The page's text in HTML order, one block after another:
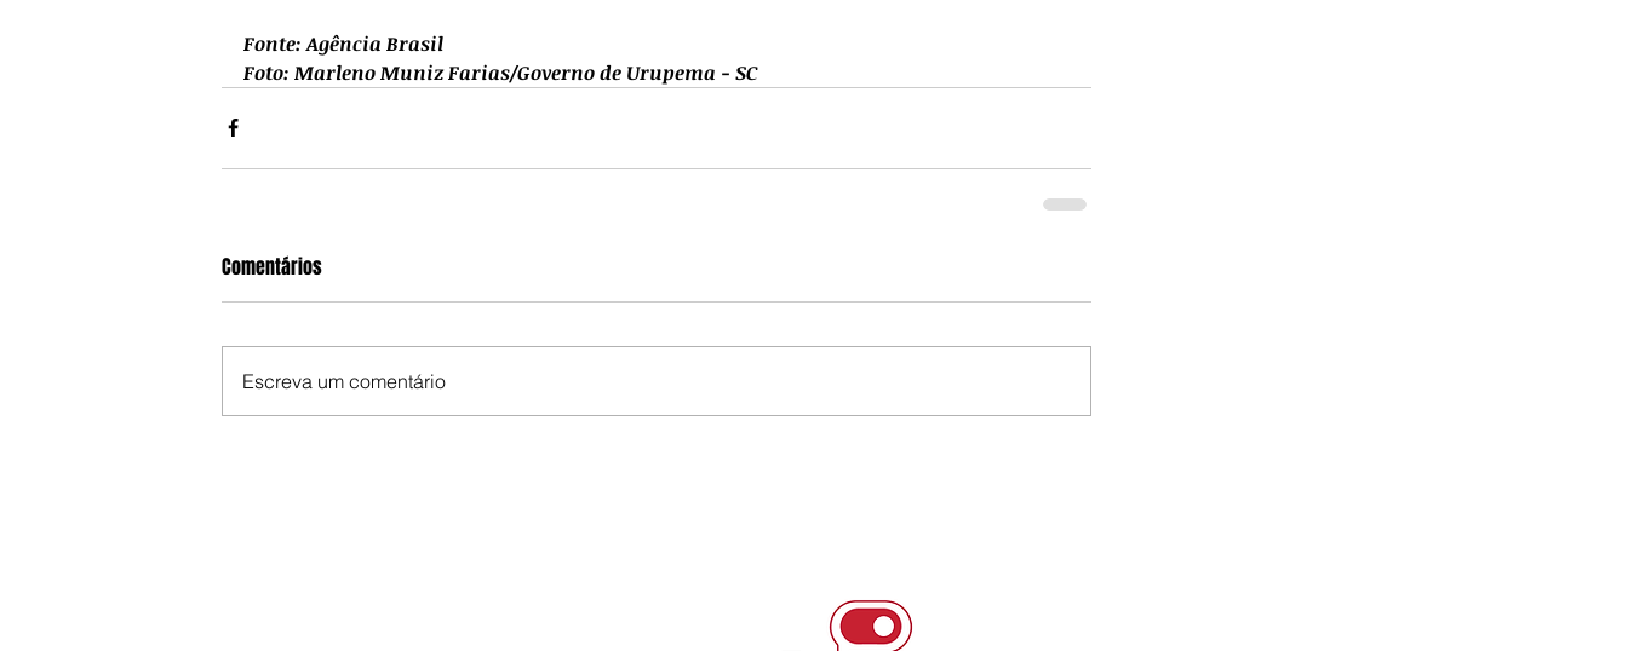
Fonte: Agência Brasil
Foto: Marleno Muniz Farias/Governo de Urupema - SC
Comentários
Escreva um comentário